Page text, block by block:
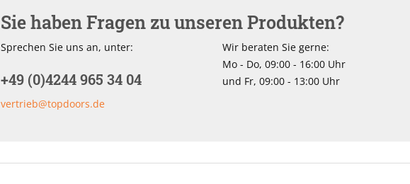
Sie haben Fragen zu unseren Produkten?
Sprechen Sie uns an, unter:
+49 (0)4244 965 34 04
vertrieb@topdoors.de
Wir beraten Sie gerne:
Mo - Do, 09:00 - 16:00 Uhr
und Fr, 09:00 - 13:00 Uhr